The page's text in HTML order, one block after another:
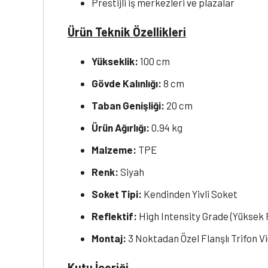
Prestijli iş merkezleri ve plazalar
Ürün Teknik Özellikleri
Yükseklik: 100 cm
Gövde Kalınlığı: 8 cm
Taban Genişliği: 20 cm
Ürün Ağırlığı: 0.94 kg
Malzeme: TPE
Renk: Siyah
Soket Tipi: Kendinden Yivli Soket
Reflektif: High Intensity Grade
Montaj: 3 Noktadan Özel Flanşlı Trifon